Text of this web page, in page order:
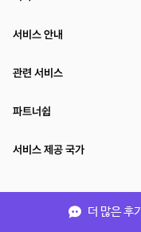
더 많은 후
서비스 안내
관련 서비스
파트너쉽
서비스 제공 국가
(주)NSPACE 사업자정보